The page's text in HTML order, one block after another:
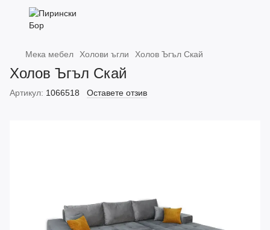
Мека мебел Холови ъгли Холов Ъгъл Скай
Холов Ъгъл Скай
Артикул: 1066518 Оставете отзив